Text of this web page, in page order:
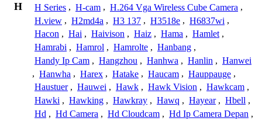
H H Series , H-cam , H.264 Vga Wireless Cube Camera ,
H.view , H2md4a , H3 137 , H3518e , H6837wi ,
Hacon , Hai , Haivison , Haiz , Hama , Hamlet ,
Hamrabi , Hamrol , Hamrolte , Hanbang ,
Handy Ip Cam , Hangzhou , Hanhwa , Hanlin , Hanwei
, Hanwha , Harex , Hatake , Haucam , Hauppauge ,
Haustuer , Hauwei , Hawk , Hawk Vision , Hawkcam ,
Hawki , Hawking , Hawkray , Hawq , Hayear , Hbell ,
Hd , Hd Camera , Hd Cloudcam , Hd Ip Camera Depan ,